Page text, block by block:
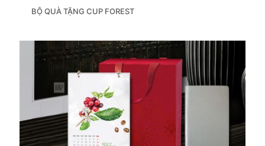
BỘ QUÀ TẶNG CUP FOREST